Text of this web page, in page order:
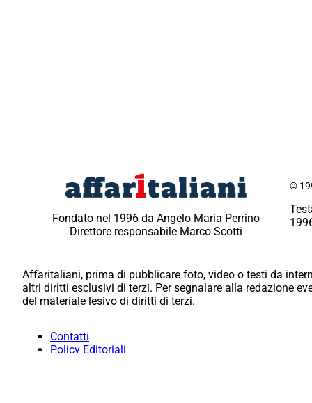
Fondato nel 1996 da Angelo Maria Perrino
Direttore responsabile Marco Scotti
©
Affaritaliani, prima di pubblicare foto, video o testi da
altri diritti esclusivi di terzi. Per segnalare alla redazione
del materiale lesivo di diritti di terzi.
Contatti
Policy Editoriali